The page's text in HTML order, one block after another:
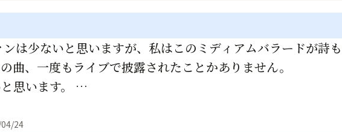
は少ないと思いますが、私はこのミディアムバラードが詩
曲、一度もライブで披露されたことかありません。
思います。
す。
24